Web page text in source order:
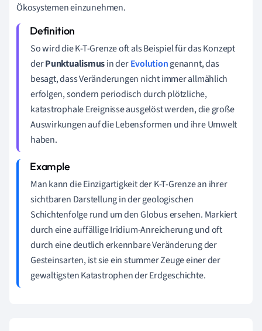
Ökosystemen einzunehmen.
So wird die K-T-Grenze oft als Beispiel für das Konzept
derPunktualismusin derEvolutiongenannt, das
besagt, dass Veränderungen nicht immer allmählich
erfolgen, sondern periodisch durch plötzliche,
katastrophale Ereignisse ausgelöst werden, die große
Auswirkungen auf die Lebensformen und ihre Umwelt
haben.
Man kann die Einzigartigkeit der K-T-Grenze an ihrer
sichtbaren Darstellung in der geologischen
Schichtenfolge rund um den Globus ersehen. Markiert
durch eine auffällige Iridium-Anreicherung und oft
durch eine deutlich erkennbare Veränderung der
Gesteinsarten, ist sie ein stummer Zeuge einer der
gewaltigsten Katastrophen der Erdgeschichte.